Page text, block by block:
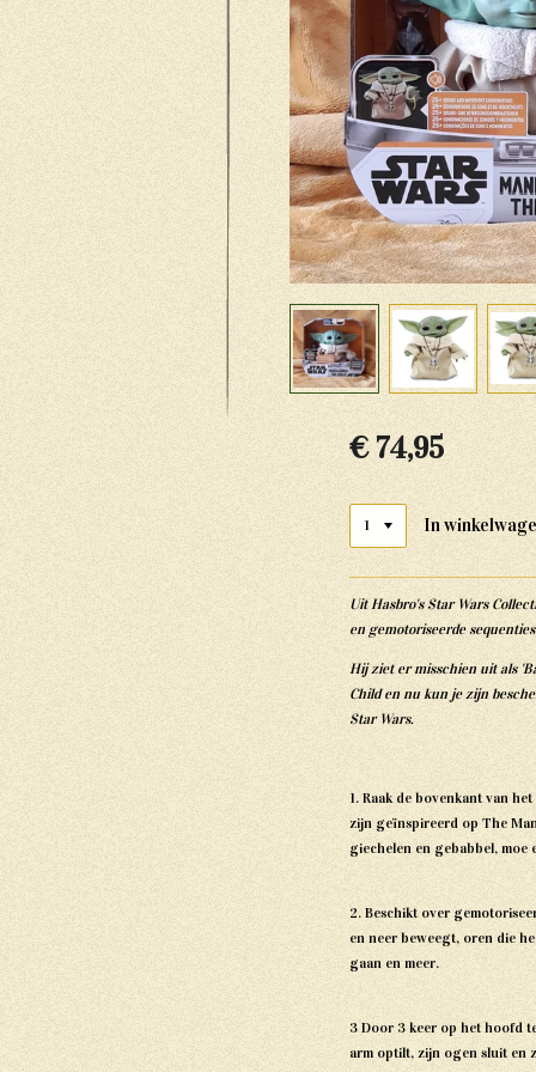
€ 74,95
In
Uit Hasbro's Star Wars
en gemotoriseerde
Hij ziet er misschien uit als
Child en nu kun je zijn
Star Wars.
1. Raak de bovenkant van
zijn geïnspireerd op The
giechelen en gebabbel, moe
2. Beschikt over
en neer beweegt, oren die
gaan en meer.
3 Door 3 keer op het hoofd
arm optilt, zijn ogen sluit en